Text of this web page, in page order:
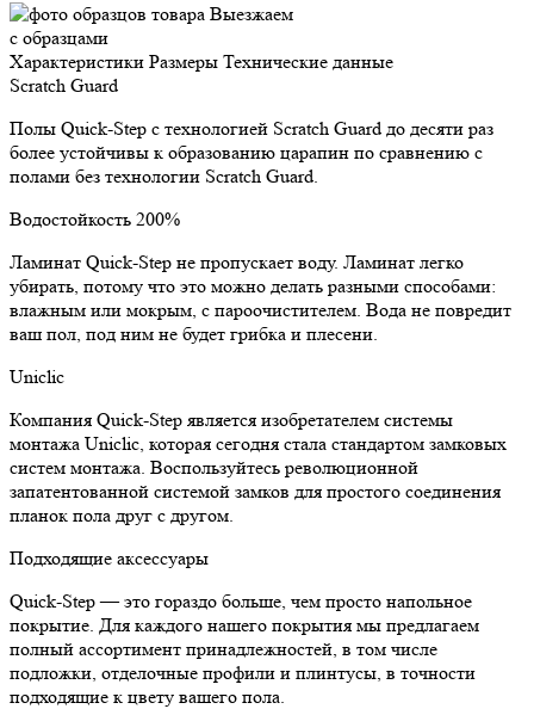
Выезжаем
с образцами
Характеристики Размеры Технические данные
Scratch Guard
Полы Quick-Step с технологией Scratch Guard до десяти раз
более устойчивы к образованию царапин по сравнению с
полами без технологии Scratch Guard.
Водостойкость 200%
Ламинат Quick-Step не пропускает воду. Ламинат легко
убирать, потому что это можно делать разными способами:
влажным или мокрым, с пароочистителем. Вода не повредит
ваш пол, под ним не будет грибка и плесени.
Uniclic
Компания Quick-Step является изобретателем системы
монтажа Uniclic, которая сегодня стала стандартом замковых
систем монтажа. Воспользуйтесь революционной
запатентованной системой замков для простого соединения
планок пола друг с другом.
Подходящие аксессуары
Quick-Step — это гораздо больше, чем просто напольное
покрытие. Для каждого нашего покрытия мы предлагаем
полный ассортимент принадлежностей, в том числе
подложки, отделочные профили и плинтусы, в точности
подходящие к цвету вашего пола.